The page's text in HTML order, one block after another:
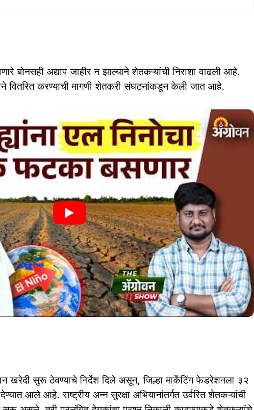
बोनसही अद्याप जाहीर न झाल्याने शेतकऱ्यांची निराशा वाढली आहे.
वितरित करण्याची मागणी शेतकरी संघटनांकडून केली जात आहे.
खरेदी सुरू ठेवण्याचे निर्देश दिले असून, जिल्हा मार्केटिंग फेडरेशनला ३२
आले आहे. राष्ट्रीय अन्न सुरक्षा अभियानांतर्गत उर्वरित शेतकऱ्यांची